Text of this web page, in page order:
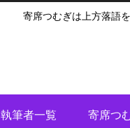
寄席つむぎは上方落語
執筆者一覧 寄席つ